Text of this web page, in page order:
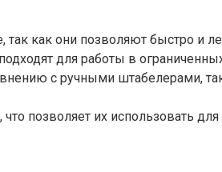
как они позволяют быстро и
для работы в
с ручными штабелерами,
позволяет их использовать для